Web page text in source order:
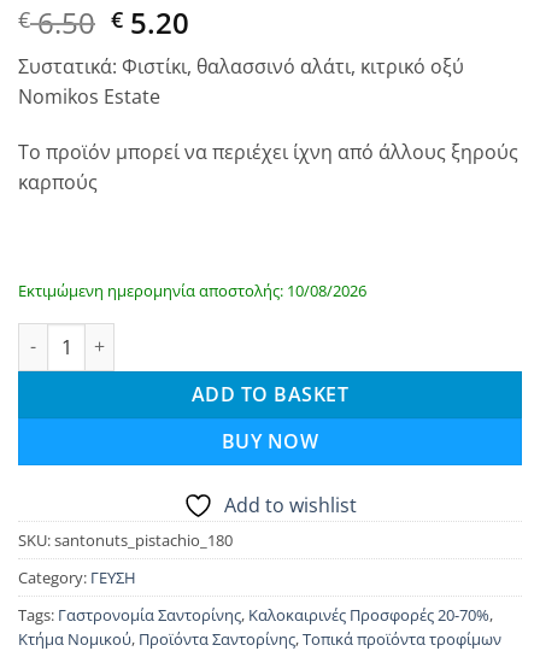
Original
price
was:
€ 6.50.
€6.50 Current
price
is:
€ 6.50.
€ 5.20
Συστατικά: Φιστίκι, θαλασσινό αλάτι, κιτρικό οξύ
Nomikos Estate
Το προϊόν μπορεί να περιέχει ίχνη από άλλους ξηρούς
καρπούς
Εκτιμώμενη ημερομηνία αποστολής: 10/08/2026
SantoNuts - Κελυφωτό Φιστίκι 180gr - Κτήμα Νομικού
ADD TO BASKET
BUY NOW
Add to wishlist
SKU:santonuts_pistachio_180
Category: ΓΕΥΣΗ
Tags: Γαστρονομία Σαντορίνης, Καλοκαιρινές Προσφορές 20-70%,
Κτήμα Νομικού, Προϊόντα Σαντορίνης,Τοπικά προϊόντα τροφίμων